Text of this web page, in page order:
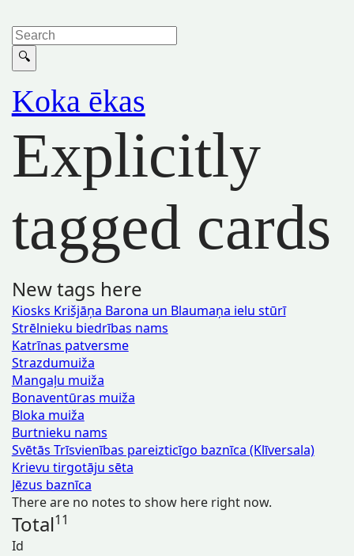
Koka ēkas
Explicitly
tagged cards
New tags here
Kiosks Krišjāņa Barona un Blaumaņa ielu stūrī
Strēlnieku biedrības nams
Katrīnas patversme
Strazdumuiža
Mangaļu muiža
Bonaventūras muiža
Bloka muiža
Burtnieku nams
Svētās Trīsvienības pareizticīgo baznīca (Klīversala)
Krievu tirgotāju sēta
Jēzus baznīca
There are no notes to show here right now.
Total11
Id